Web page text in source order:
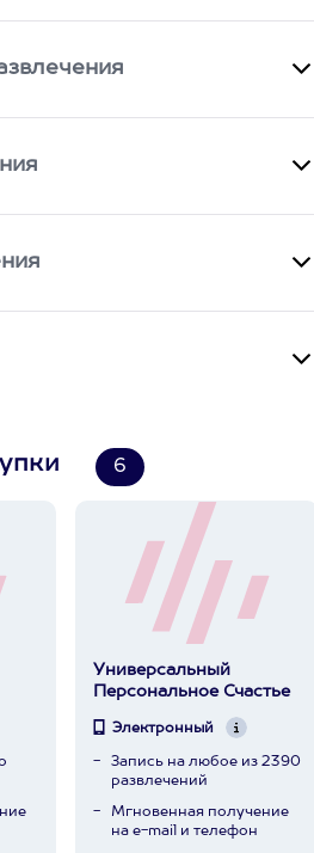
6
Универсальный
Персональное Счастье
Электронный
Запись на любое из 2390
развлечений
Мгновенная получение
на e-mail и телефон